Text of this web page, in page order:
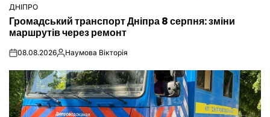
ОПУБЛІКУВАТИ
ДНІПРО
Громадський транспорт Дніпра 8 серпня: зміни
маршрутів через ремонт
on08.08.2026Опубліковано
Наумова Вікторія